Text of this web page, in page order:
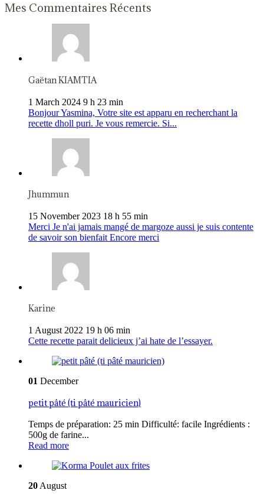
Mes Commentaires Récents
Gaëtan KIAMTIA
1 March 2024 9 h 23 min
Bonjour Yasmina, Votre site est apparu en recherchant la
recette dholl puri. Je vous remercie. Si...
Jhummun
15 November 2023 18 h 55 min
Merci Je n'ai jamais mangé de margoze aussi je suis contente
de savoir son bienfait Encore merci
Karine
1 August 2022 19 h 06 min
Cette recette parait delicieux j’ai hate de l’essayer.
01 December
petit pâté (ti pâté mauricien)
Temps de préparation: 25 min Difficulté: facile Ingrédients :
500g de farine...
Read more
20 August